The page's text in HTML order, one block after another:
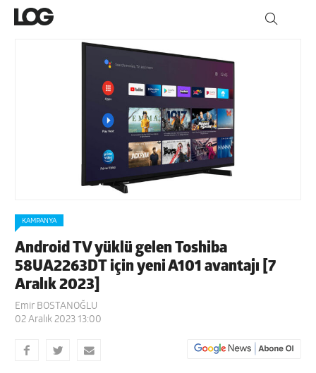
KAMPANYA
Android TV yüklü gelen Toshiba
58UA2263DT için yeni A101 avantajı [7
Aralık 2023]
Emir BOSTANOĞLU
02 Aralık 2023 13:00